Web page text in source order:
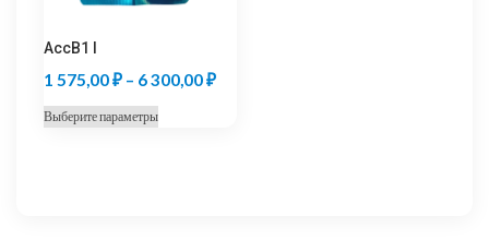
AccB1 I
1 575,00₽ – 6 300,00₽Диапазон
Выберите параметрыЭтот